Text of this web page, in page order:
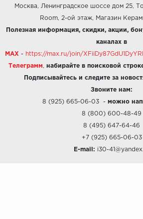
Москва, Ленинградское шоссе дом 25,
Room, 2-ой этаж, Магазин
Полезная информация, скидки, акции,
каналах в
MAX - https://max.ru/join/
Телеграмм набирайте в поисковой
Подписывайтесь и следите за
Звоните нам:
8 (925) 665-06-03- можно
8 (800) 600-48-49
8 (495) 647-64-46
+7 (925) 665-06-03
E-mail: i30-